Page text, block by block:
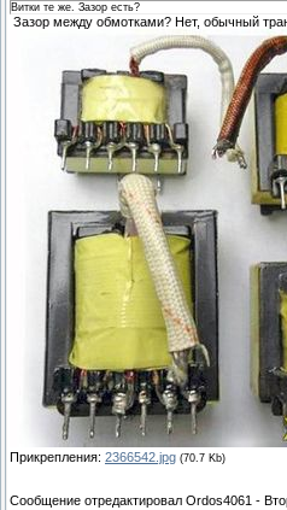
Витки те же. Зазор есть?
Зазор между обмотками? Нет, обычный
Прикрепления: 2366542.jpg (70.7 Kb)
Сообщение отредактировал Ordos4061 -